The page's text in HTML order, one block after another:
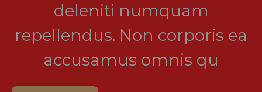
deleniti numquam
repellendus. Non corporis ea
accusamus omnis qu